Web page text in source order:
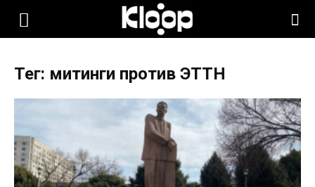
KLOOP.KG
Новости
Тег: митинги против ЭТТН